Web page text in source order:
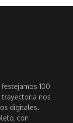
100
trayectoria nos
digitales.
con